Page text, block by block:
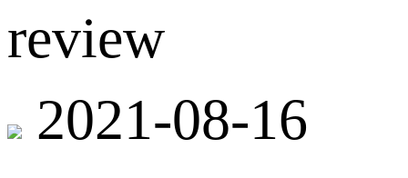
review
2021-08-16